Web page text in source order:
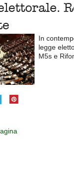
In
legge
M5s e